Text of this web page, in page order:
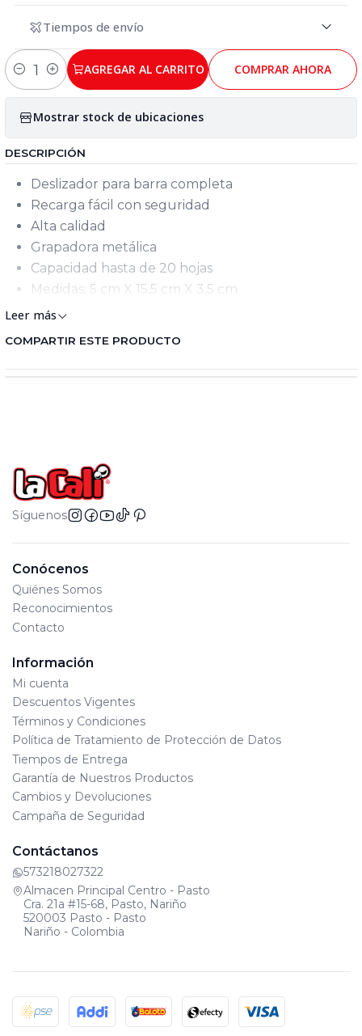
Tiempos de envío
Cantidad
AGREGAR AL CARRITO COMPRAR AHORA
Mostrar stock de ubicaciones
DESCRIPCIÓN
Deslizador para barra completa
Recarga fácil con seguridad
Alta calidad
Grapadora metálica
Capacidad hasta de 20 hojas
Medidas: 5 cm X 15,5 cm X 3,5 cm
Leer más
COMPARTIR ESTE PRODUCTO
Síguenos
Conócenos
Quiénes Somos
Reconocimientos
Contacto
Información
Mi cuenta
Descuentos Vigentes
Términos y Condiciones
Política de Tratamiento de Protección de Datos
Tiempos de Entrega
Garantía de Nuestros Productos
Cambios y Devoluciones
Campaña de Seguridad
Contáctanos
573218027322
Almacen Principal Centro - Pasto
Cra. 21a #15-68, Pasto, Nariño
520003 Pasto - Pasto
Nariño - Colombia